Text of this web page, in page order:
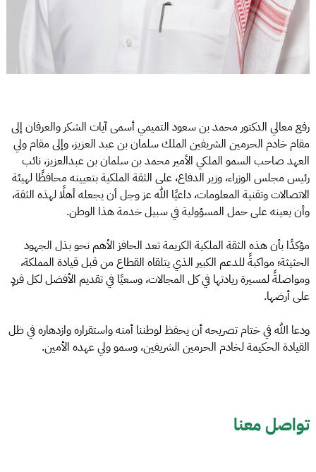
رفع معالي الدكتور محمد بن سعود التميمي أسمى آيات الشكر والعرفان إلى
مقام خادم الحرمين الشريفين الملك سلمان بن عبد العزيز، وإلى مقام ولي
العهد صاحب السمو الملكي الأمير محمد بن سلمان بن عبدالعزيز، نائب
رئيس مجلس الوزراء، وزير الدفاع، على الثقة الملكية بتعيينه محافظًا لهيئة
الاتصالات وتقنية المعلومات، داعيًا الله عز وجل أن يجعله أهلًا لهذه الثقة،
وأن يعينه على حمل المسؤولية في سبيل خدمة هذا الوطن.
مؤكدًا بأن هذه الثقة الملكية الكريمة تعد الحافز الأهم نحو بذل الجهود
الحثيثة؛ مواكبةً للدعم الكبير الذي يتلقاه القطاع من قبل قيادة المملكة،
ومواصلةً لمسيرة ريادتها في كل المجالات، وسعيًا في تقديم الأفضل لكل فردٍ
على أرضها.
ودعا الله في ختام تصريحه أن يحفظ لوطننا أمنه واستقراره وازدهاره في ظل
القيادة الحكيمة لخادم الحرمين الشريفين، وسمو ولي عهده الأمين.
تواصل معنا